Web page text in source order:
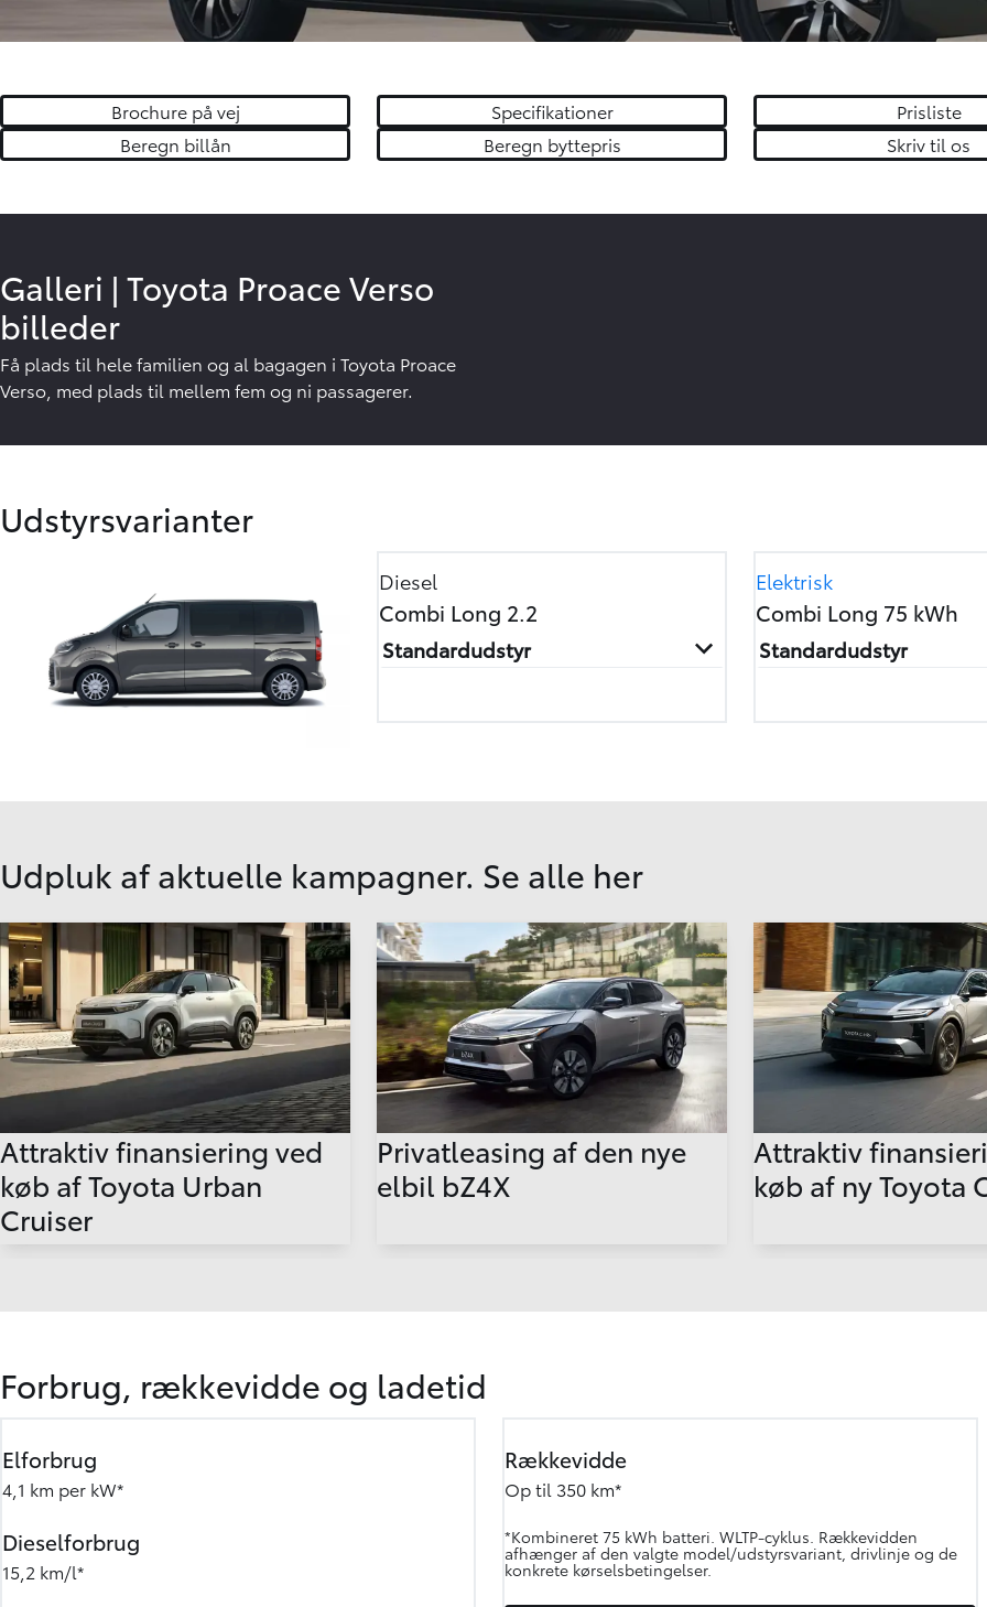
Brochure på vej Specifikationer Prisliste
Beregn billån
Beregn byttepris Skriv til os
Galleri | Toyota Proace Verso
billeder
Få plads til hele familien og al bagagen i Toyota Proace
Verso, med plads til mellem fem og ni passagerer.
Udstyrsvarianter
Diesel
Combi Long 2.2
Standardudstyr
Elektrisk
Combi Long 75 kWh
Standardudstyr
Udpluk af aktuelle kampagner. Se alle her
Attraktiv finansiering ved
køb af Toyota Urban
Cruiser
Privatleasing af den nye
elbil bZ4X
Attraktiv
køb af ny Toyota
Forbrug, rækkevidde og ladetid
Elforbrug
4,1 km per kW*
Dieselforbrug
15,2 km/l*
Rækkevidde
Op til 350 km*
*Kombineret 75 kWh batteri. WLTP-cyklus. Rækkevidden
afhænger af den valgte model/udstyrsvariant, drivlinje og de
konkrete kørselsbetingelser.